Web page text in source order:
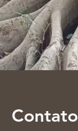
Contato